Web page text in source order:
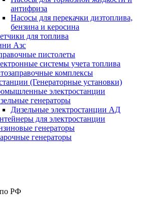
антифриза
Насосы для перекачки дизтоплива,
бензина и керосина
для топлива
Азс
пистолеты
системы учета топлива
комплексы
(Генераторные установки)
электростанции
генераторы
Дизельные электростанции АД
для электростанции
генераторы
генераторы
РФ